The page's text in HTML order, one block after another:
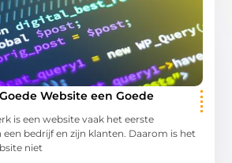
Website een Goede
is een website vaak het eerste
bedrijf en zijn klanten. Daarom is het
niet